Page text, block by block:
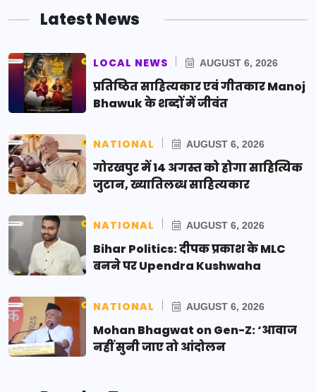
Latest News
LOCAL NEWS AUGUST 6, 2026
प्रतिष्ठित साहित्यकार एवं गीतकार Manoj
Bhawuk के शब्दों में जीवंत
NATIONAL AUGUST 6, 2026
गोरखपुर में 14 अगस्त को होगा साहित्यिक
जुटान, ख्यातिलब्ध साहित्यकार
NATIONAL AUGUST 6, 2026
Bihar Politics: दीपक प्रकाश के MLC
बनने पर Upendra Kushwaha
NATIONAL AUGUST 6, 2026
Mohan Bhagwat on Gen-Z: ‘आवाज
नहीं सुनी जाए तो आंदोलन